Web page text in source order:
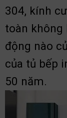
304, kính
toàn không
động nào
của tủ bếp
50 năm.